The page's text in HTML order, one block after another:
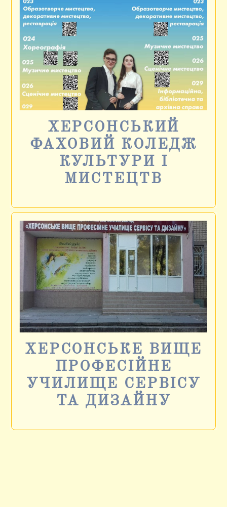
ХЕРСОНСЬКИЙ
ФАХОВИЙ КОЛЕДЖ
КУЛЬТУРИ І
МИСТЕЦТВ
ХЕРСОНСЬКЕ ВИЩЕ
ПРОФЕСІЙНЕ
УЧИЛИЩЕ СЕРВІСУ
ТА ДИЗАЙНУ